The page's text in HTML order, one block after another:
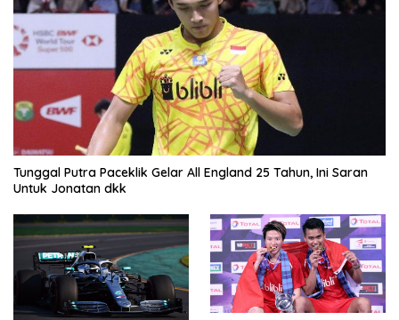
Tunggal Putra Paceklik Gelar All England 25 Tahun, Ini Saran
Untuk Jonatan dkk